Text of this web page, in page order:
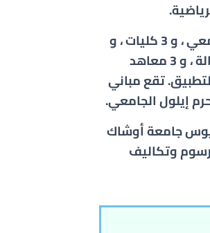
تضم الجامعة 12 كلية تقدم التعليم الجامعي ، و 3 كليات ، و
11 مدرسة مهنية تقدم تعليمًا بدرجة الزمالة ، و 3 معاهد
للبحث والتطبيق. تقع مباني
إيلول الجامعي.
جامعة أوشاك
وتكاليف